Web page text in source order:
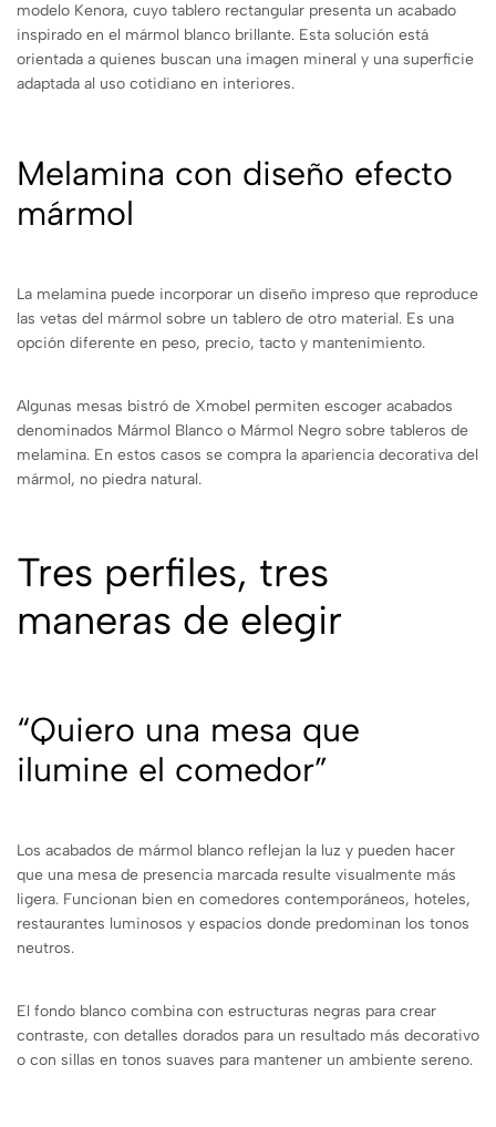
modelo Kenora, cuyo tablero rectangular presenta un acabado
inspirado en el mármol blanco brillante. Esta solución está
orientada a quienes buscan una imagen mineral y una superficie
adaptada al uso cotidiano en interiores.
Melamina con diseño efecto
mármol
La melamina puede incorporar un diseño impreso que reproduce
las vetas del mármol sobre un tablero de otro material. Es una
opción diferente en peso, precio, tacto y mantenimiento.
Algunas mesas bistró de Xmobel permiten escoger acabados
denominados Mármol Blanco o Mármol Negro sobre tableros de
melamina. En estos casos se compra la apariencia decorativa del
mármol, no piedra natural.
Tres perfiles, tres
maneras de elegir
“Quiero una mesa que
ilumine el comedor”
Los acabados de mármol blanco reflejan la luz y pueden hacer
que una mesa de presencia marcada resulte visualmente más
ligera. Funcionan bien en comedores contemporáneos, hoteles,
restaurantes luminosos y espacios donde predominan los tonos
neutros.
El fondo blanco combina con estructuras negras para crear
contraste, con detalles dorados para un resultado más decorativo
o con sillas en tonos suaves para mantener un ambiente sereno.